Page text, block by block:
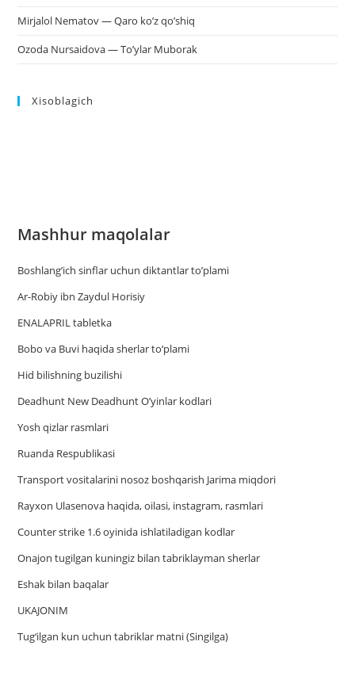
Mirjalol Nematov — Qaro ko’z qo’shiq
Ozoda Nursaidova — To’ylar Muborak
Xisoblagich
Mashhur maqolalar
Boshlang’ich sinflar uchun diktantlar to’plami
Ar-Robiy ibn Zaydul Horisiy
ENALAPRIL tabletka
Bobo va Buvi haqida sherlar to‘plami
Hid bilishning buzilishi
Deadhunt New Deadhunt O’yinlar kodlari
Yosh qizlar rasmlari
Ruanda Respublikasi
Trаnsport vositаlаrini nosoz boshqаrish Jаrimа miqdori
Rayxon Ulasenova haqida, oilasi, instagram, rasmlari
Counter strike 1.6 oyinida ishlatiladigan kodlar
Onajon tugilgan kuningiz bilan tabriklayman sherlar
Eshak bilan baqalar
UKAJONIM
Tug‘ilgan kun uchun tabriklar matni (Singilga)